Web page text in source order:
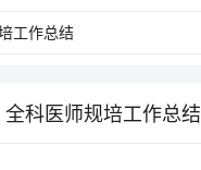
全科医师规培工作总结